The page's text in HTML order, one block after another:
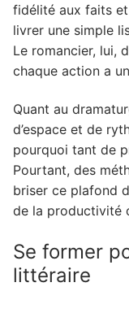
fidélité aux faits
livrer une simple
Le romancier, lui,
chaque action a
Quant au
d’espace et de
pourquoi tant de
Pourtant, des
briser ce plafond
de la productivité
Se former
littéraire